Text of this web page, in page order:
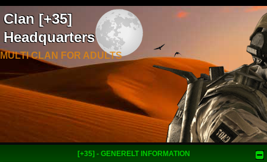
Clan [+35]
Headquarters
MULTI CLAN FOR ADULTS
[+35] - GENERELT INFORMATION